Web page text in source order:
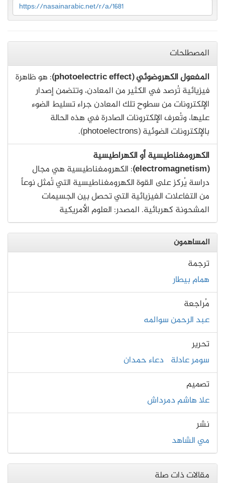
https://nasainarabic.net/r/a/1681
المصطلحات
المفعول الكهروضوئي (photoelectric effect)
: هو ظاهرة
فيزيائية تُرصد في الكثير من المعادن، وتتضمن إصدار
الإلكترونات من سطوح تلك المعادن جراء تسليط الضوء
عليها، وتُعرف الإلكترونات الصادرة في هذه الحالة
بالإلكترونات الضوئية (photoelectrons).
الكهرومغناطيسية أو الكهراطيسية
(electromagnetism)
: الكهرومغناطيسية هي مجال
دراسة يُركز على القوة الكهرومغناطيسية التي تُمثل نوعاً
من التفاعلات الفيزيائية التي تحصل بين الجسيمات
المشحونة كهربائية. المصدر: العلوم الأمريكية
المساهمون
ترجمة
همام بيطار
مُراجعة
عبد الرحمن سوالمه
تحرير
سومر عادلة دعاء حمدان
تصميم
علا هاشم دمرداش
نشر
مي الشاهد
مقالات ذات صلة